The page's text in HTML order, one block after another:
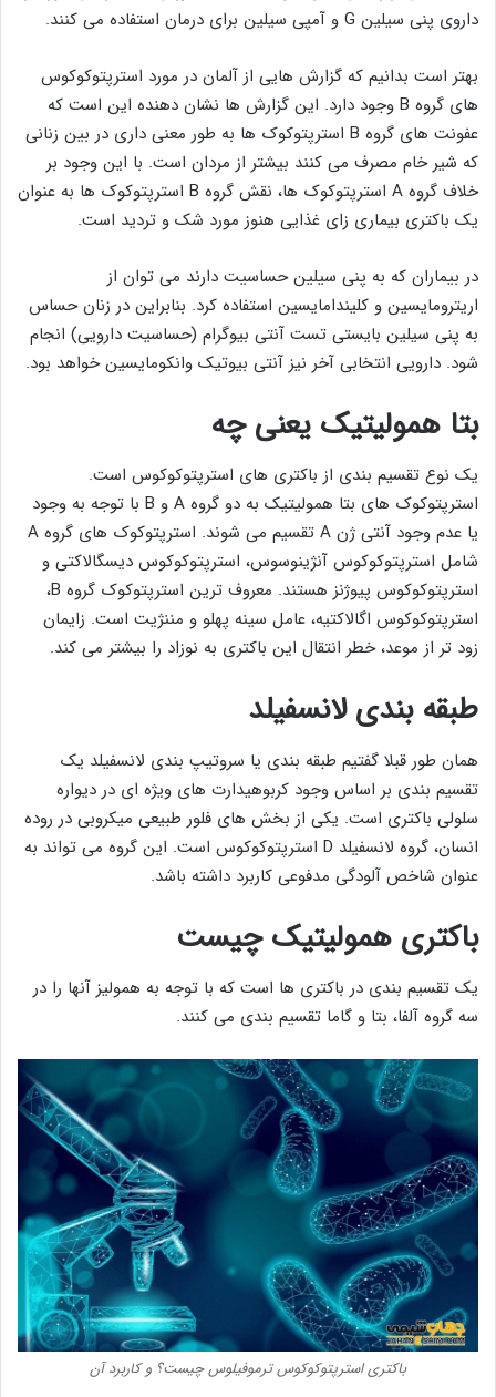
داروی پنی سیلین G و آمپی سیلین برای درمان استفاده می کنند.
بهتر است بدانیم که گزارش‌ هایی از آلمان در مورد استرپتوکوکوس
های گروه B وجود دارد. این گزارش ها نشان دهنده این است که
عفونت‌ های گروه B استرپتوکوک‌ ها به طور معنی داری در بین زنانی
که شیر خام مصرف می‌ کنند بیشتر از مردان است. با این وجود بر
خلاف گروه A استرپتوکوک‌ ها، نقش گروه B استرپتوکوک‌ ها به عنوان
یک باکتری بیماری ‌زای غذایی هنوز مورد شک و تردید است.
در بیماران که به پنی سیلین حساسیت دارند می توان از
اریترومایسین و کلیندامایسین استفاده کرد. بنابراین در زنان حساس
به پنی سیلین بایستی تست آنتی بیوگرام (حساسیت دارویی) انجام
شود. دارویی انتخابی آخر نیز آنتی بیوتیک وانکومایسین خواهد بود.
بتا همولیتیک یعنی چه
یک نوع تقسیم بندی از باکتری های استرپتوکوکوس است.
استرپتوکوک های بتا همولیتیک به دو گروه A و B با توجه به وجود
یا عدم وجود آنتی ژن A تقسیم می شوند. استرپتوکوک های گروه A
شامل استرپتوکوکوس آنژینوسوس، استرپتوکوکوس دیسگالاکتی و
استرپتوکوکوس پیوژنز هستند. معروف ترین استرپتوکوک گروه B،
استرپتوکوکوس اگالاکتیه، عامل سینه پهلو و مننژیت است. زایمان
زود تر از موعد، خطر انتقال این باکتری به نوزاد را بیشتر می کند.
طبقه بندی لانسفیلد
همان طور قبلا گفتیم طبقه بندی یا سروتیپ بندی لانسفیلد یک
تقسیم بندی بر اساس وجود کربوهیدارت های ویژه ای در دیواره
سلولی باکتری است. یکی از بخش های فلور طبیعی میکروبی در روده
انسان، گروه لانسفیلد D استرپتوکوکوس است. این گروه می تواند به
عنوان شاخص آلودگی مدفوعی کاربرد داشته باشد.
باکتری همولیتیک چیست
یک تقسیم بندی در باکتری ها است که با توجه به همولیز آنها را در
سه گروه آلفا، بتا و گاما تقسیم بندی می کنند.
باکتری استرپتوکوکوس ترموفیلوس چیست؟ و کاربرد آن